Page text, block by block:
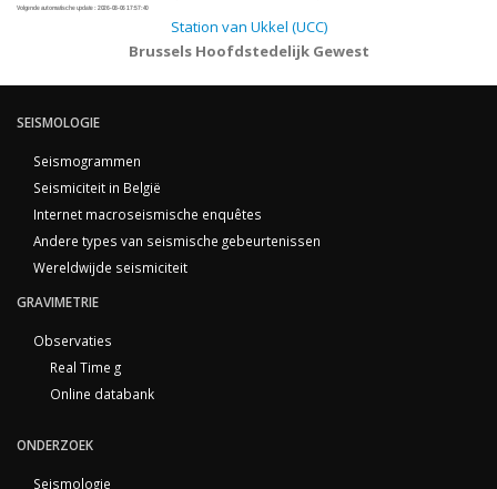
Volgende automatische update : 2026-08-06 17:57:40
Station van Ukkel (UCC)
Brussels Hoofdstedelijk Gewest
SEISMOLOGIE
Seismogrammen
Seismiciteit in België
Internet macroseismische enquêtes
Andere types van seismische gebeurtenissen
Wereldwijde seismiciteit
GRAVIMETRIE
Observaties
Real Time g
Online databank
ONDERZOEK
Seismologie